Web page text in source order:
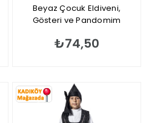
Beyaz Çocuk Eldiveni,
Gösteri ve Pandomim
₺74,50